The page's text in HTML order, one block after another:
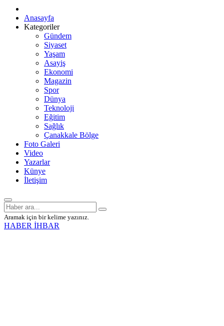
Anasayfa
Kategoriler
Gündem
Siyaset
Yaşam
Asayiş
Ekonomi
Magazin
Spor
Dünya
Teknoloji
Eğitim
Sağlık
Çanakkale Bölge
Foto Galeri
Video
Yazarlar
Künye
İletişim
Aramak için bir kelime yazınız.
HABER İHBAR